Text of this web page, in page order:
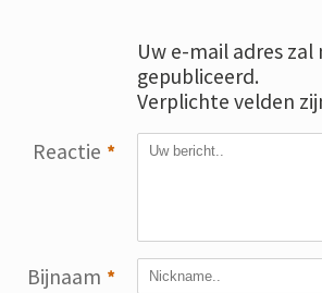
Uw e-mail adres
gepubliceerd.
Verplichte velden
Reactie *
Bijnaam *